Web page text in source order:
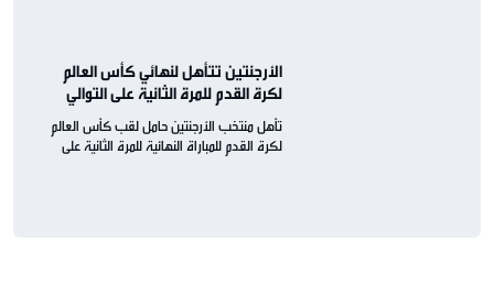
الأرجنتين تتأهل لنهائي كأس العالم
لكرة القدم للمرة الثانية على التوالي
تأهل منتخب الأرجنتين حامل لقب كأس العالم
لكرة القدم للمباراة النهائية للمرة الثانية على